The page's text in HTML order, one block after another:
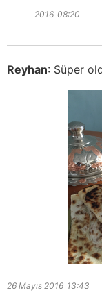
2016 08:20
Reyhan: Süper
26 Mayıs 2016 13:43